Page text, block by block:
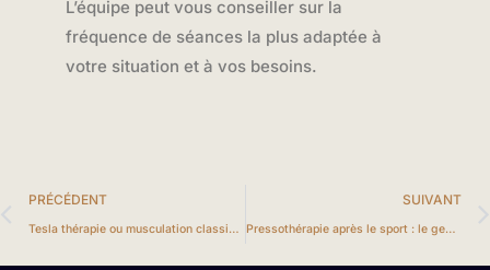
L’équipe peut vous conseiller sur la
fréquence de séances la plus adaptée à
votre situation et à vos besoins.
PRÉCÉDENT
Tesla thérapie ou musculation classique : deux approches, deux logiques
SUIVANT
Pressothérapie après le sport : le geste récupération encore trop méconnu